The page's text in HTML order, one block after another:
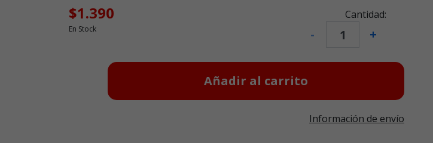
Cantidad:
- +
$1.390
En Stock
Añadir al carrito
Información de envío